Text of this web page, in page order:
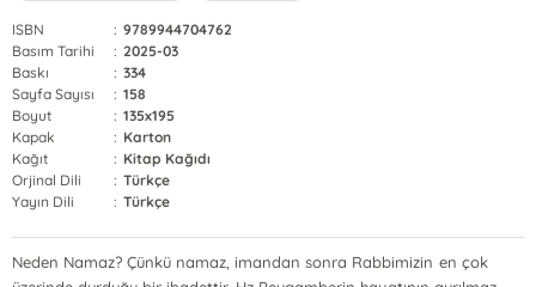
ISBN : 9789944704762
Basım Tarihi
: 2025-03
Baskı
: 334
Sayfa Sayısı
: 158
Boyut
: 135x195
Kapak
: Karton
Kağıt
: Kitap Kağıdı
Orjinal Dili
: Türkçe
Yayın Dili
: Türkçe
Neden Namaz? Çünkü namaz, imandan sonra Rabbimizin en çok